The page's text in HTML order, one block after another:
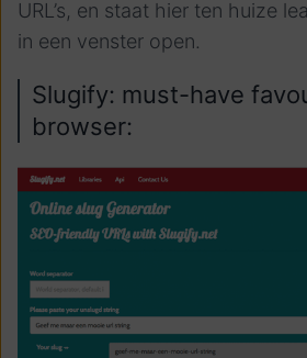
URL’s, en staat hier ten huize
in een venster open.
Slugify: must-have
browser: